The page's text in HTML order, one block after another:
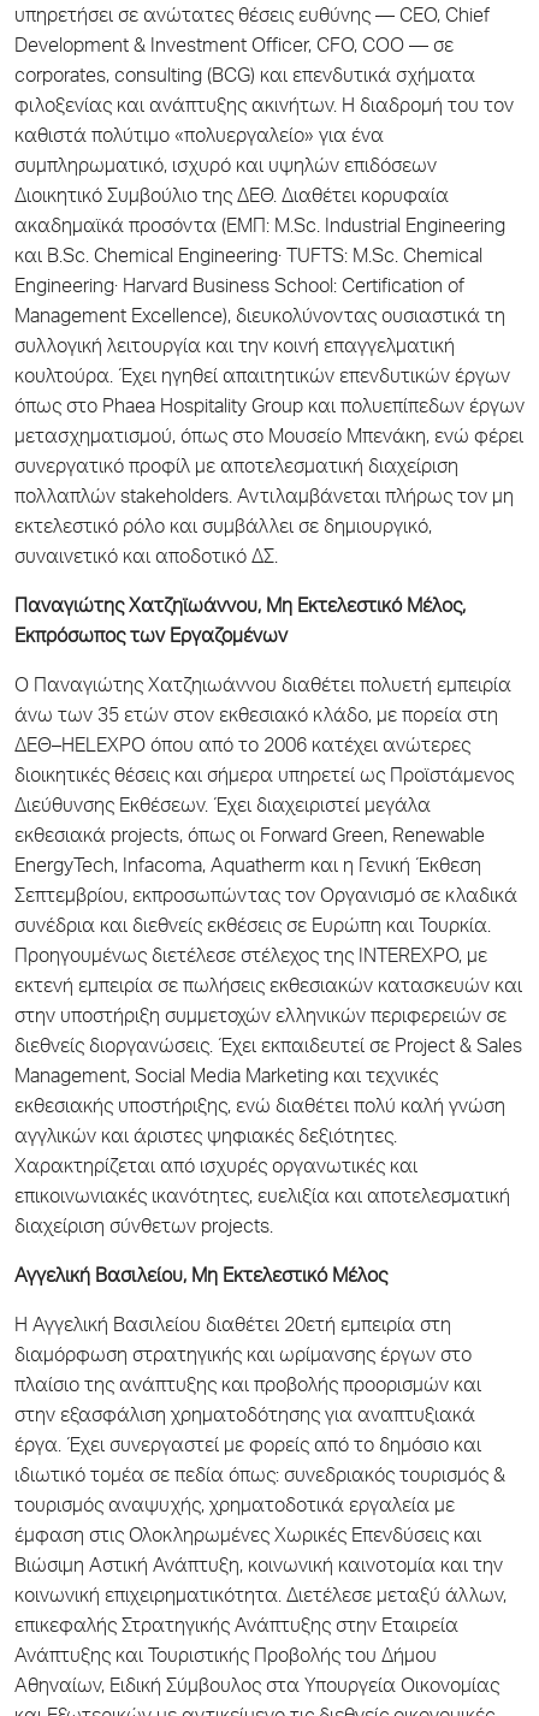
υπηρετήσει σε ανώτατες θέσεις ευθύνης — CEO, Chief
Development & Investment Officer, CFO, COO — σε
corporates, consulting (BCG) και επενδυτικά σχήματα
φιλοξενίας και ανάπτυξης ακινήτων. Η διαδρομή του τον
καθιστά πολύτιμο «πολυεργαλείο» για ένα
συμπληρωματικό, ισχυρό και υψηλών επιδόσεων
Διοικητικό Συμβούλιο της ΔΕΘ. Διαθέτει κορυφαία
ακαδημαϊκά προσόντα (ΕΜΠ: M.Sc. Industrial Engineering
και B.Sc. Chemical Engineering· TUFTS: M.Sc. Chemical
Engineering· Harvard Business School: Certification of
Management Excellence), διευκολύνοντας ουσιαστικά τη
συλλογική λειτουργία και την κοινή επαγγελματική
κουλτούρα. Έχει ηγηθεί απαιτητικών επενδυτικών έργων
όπως στο Phaea Hospitality Group και πολυεπίπεδων έργων
μετασχηματισμού, όπως στο Μουσείο Μπενάκη, ενώ φέρει
συνεργατικό προφίλ με αποτελεσματική διαχείριση
πολλαπλών stakeholders. Αντιλαμβάνεται πλήρως τον μη
εκτελεστικό ρόλο και συμβάλλει σε δημιουργικό,
συναινετικό και αποδοτικό ΔΣ.
Παναγιώτης Χατζηϊωάννου, Μη Εκτελεστικό Μέλος,
Εκπρόσωπος των Εργαζομένων
Ο Παναγιώτης Χατζηιωάννου διαθέτει πολυετή εμπειρία
άνω των 35 ετών στον εκθεσιακό κλάδο, με πορεία στη
ΔΕΘ–HELEXPO όπου από το 2006 κατέχει ανώτερες
διοικητικές θέσεις και σήμερα υπηρετεί ως Προϊστάμενος
Διεύθυνσης Εκθέσεων. Έχει διαχειριστεί μεγάλα
εκθεσιακά projects, όπως οι Forward Green, Renewable
EnergyTech, Infacoma, Aquatherm και η Γενική Έκθεση
Σεπτεμβρίου, εκπροσωπώντας τον Οργανισμό σε κλαδικά
συνέδρια και διεθνείς εκθέσεις σε Ευρώπη και Τουρκία.
Προηγουμένως διετέλεσε στέλεχος της INTEREXPO, με
εκτενή εμπειρία σε πωλήσεις εκθεσιακών κατασκευών και
στην υποστήριξη συμμετοχών ελληνικών περιφερειών σε
διεθνείς διοργανώσεις. Έχει εκπαιδευτεί σε Project & Sales
Management, Social Media Marketing και τεχνικές
εκθεσιακής υποστήριξης, ενώ διαθέτει πολύ καλή γνώση
αγγλικών και άριστες ψηφιακές δεξιότητες.
Χαρακτηρίζεται από ισχυρές οργανωτικές και
επικοινωνιακές ικανότητες, ευελιξία και αποτελεσματική
διαχείριση σύνθετων projects.
Αγγελική Βασιλείου, Μη Εκτελεστικό Μέλος
Η Αγγελική Βασιλείου διαθέτει 20ετή εμπειρία στη
διαμόρφωση στρατηγικής και ωρίμανσης έργων στο
πλαίσιο της ανάπτυξης και προβολής προορισμών και
στην εξασφάλιση χρηματοδότησης για αναπτυξιακά
έργα. Έχει συνεργαστεί με φορείς από το δημόσιο και
ιδιωτικό τομέα σε πεδία όπως: συνεδριακός τουρισμός &
τουρισμός αναψυχής, χρηματοδοτικά εργαλεία με
έμφαση στις Ολοκληρωμένες Χωρικές Επενδύσεις και
Βιώσιμη Αστική Ανάπτυξη, κοινωνική καινοτομία και την
κοινωνική επιχειρηματικότητα. Διετέλεσε μεταξύ άλλων,
επικεφαλής Στρατηγικής Ανάπτυξης στην Εταιρεία
Ανάπτυξης και Τουριστικής Προβολής του Δήμου
Αθηναίων, Ειδική Σύμβουλος στα Υπουργεία Οικονομίας